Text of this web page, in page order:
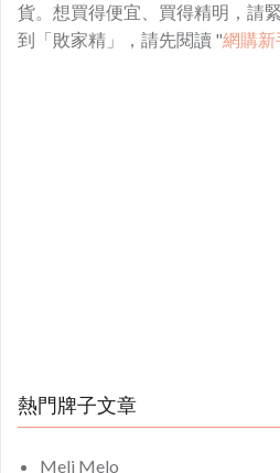
貨。想買得便宜、買得精明，請
到「敗家精」，請先閱讀 "網購新
熱門牌子文章
Meli Melo